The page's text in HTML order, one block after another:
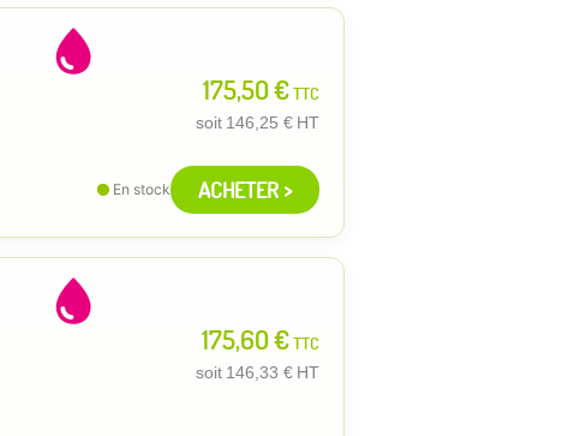
175,50 €TTC
soit 146,25 € HT
En stock ACHETER >
175,60 €TTC
soit 146,33 € HT